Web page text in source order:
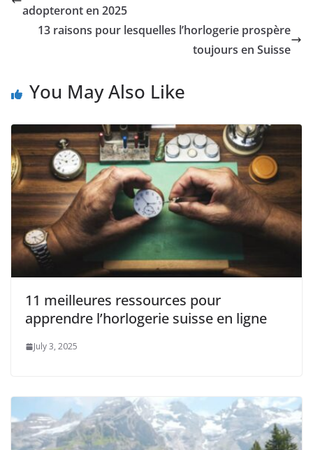
adopteront en 2025
13 raisons pour lesquelles l’horlogerie prospère
toujours en Suisse
You May Also Like
11 meilleures ressources pour
apprendre l’horlogerie suisse en ligne
July 3, 2025